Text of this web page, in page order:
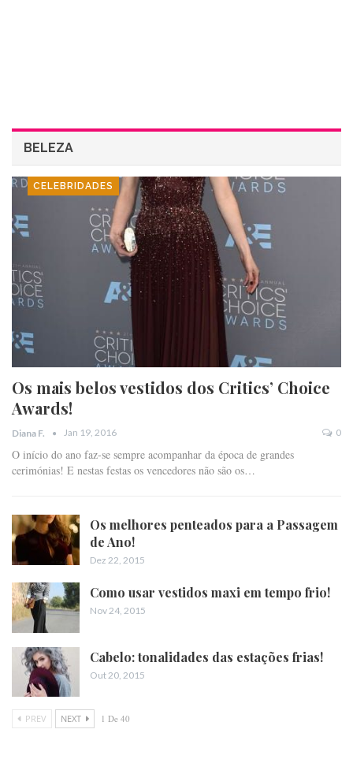
BELEZA
CELEBRIDADES
Os mais belos vestidos dos Critics’ Choice
Awards!
Diana F. Jan 19, 2016 0
O início do ano faz-se sempre acompanhar da época de grandes
cerimónias! E nestas festas os vencedores não são os…
Os melhores penteados para a Passagem
de Ano!
Dez 22, 2015
Como usar vestidos maxi em tempo frio!
Nov 24, 2015
Cabelo: tonalidades das estações frias!
Out 20, 2015
PREV NEXT 1 De 40